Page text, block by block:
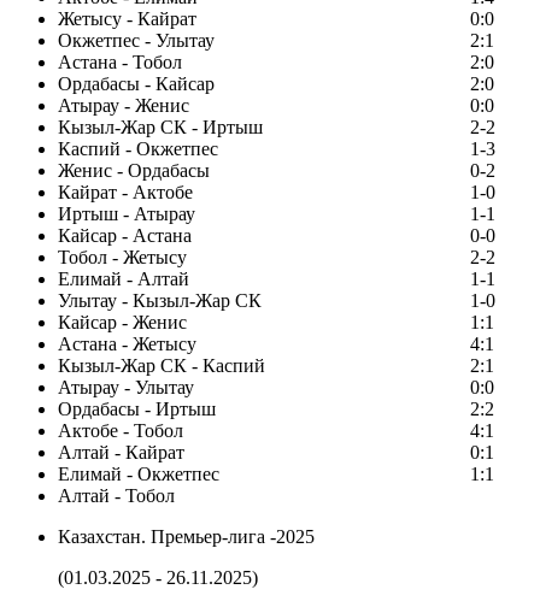
Жетысу - Кайрат
0:0
Окжетпес - Улытау
2:1
Астана - Тобол
2:0
Ордабасы - Кайсар
2:0
Атырау - Женис
0:0
Кызыл-Жар СК - Иртыш
2-2
Каспий - Окжетпес
1-3
Женис - Ордабасы
0-2
Кайрат - Актобе
1-0
Иртыш - Атырау
1-1
Кайсар - Астана
0-0
Тобол - Жетысу
2-2
Елимай - Алтай
1-1
Улытау - Кызыл-Жар СК
1-0
Кайсар - Женис
1:1
Астана - Жетысу
4:1
Кызыл-Жар СК - Каспий
2:1
Атырау - Улытау
0:0
Ордабасы - Иртыш
2:2
Актобе - Тобол
4:1
Алтай - Кайрат
0:1
Елимай - Окжетпес
1:1
Алтай - Тобол
Казахстан. Премьер-лига -2025
(01.03.2025 - 26.11.2025)